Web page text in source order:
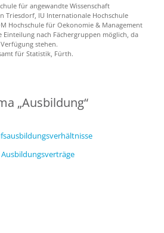
für angewandte Wissenschaft
Triesdorf, IU Internationale Hochschule
Hochschule für Oekonomie & Management
Einteilung nach Fächergruppen möglich, da
stehen.
für Statistik, Fürth.
„Ausbildung“